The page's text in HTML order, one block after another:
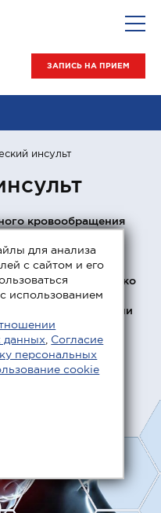
ЗАПИСЬ НА ПРИЕМ
инсульт
кровообращения
сосудов
наиболее часто
всех сосудистых
страдает несколько
только 60-65%
от разной степени
расстройств.
для анализа
с сайтом и его
использованием
данных Согласие
персональных
cookie